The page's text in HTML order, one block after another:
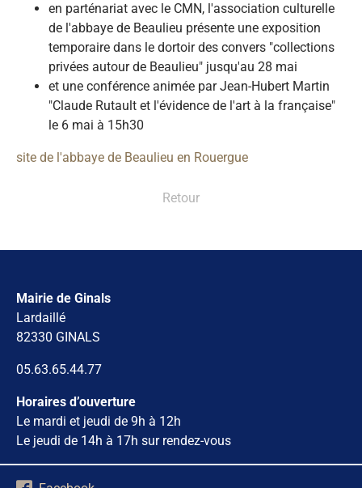
en parténariat avec le CMN, l'association culturelle
de l'abbaye de Beaulieu présente une exposition
temporaire dans le dortoir des convers "collections
privées autour de Beaulieu" jusqu'au 28 mai
et une conférence animée par Jean-Hubert Martin
"Claude Rutault et l'évidence de l'art à la française"
le 6 mai à 15h30
site de l'abbaye de Beaulieu en Rouergue
Retour
Mairie de Ginals
Lardaillé
82330 GINALS
05.63.65.44.77
Horaires d’ouverture
Le mardi et jeudi de 9h à 12h
Le jeudi de 14h à 17h sur rendez-vous